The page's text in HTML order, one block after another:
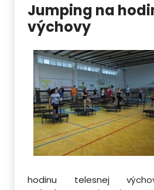
Jumping na
výchovy
hodinu telesnej